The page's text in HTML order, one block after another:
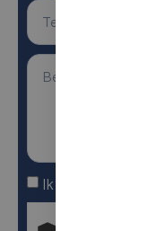
Ik ga akkoord